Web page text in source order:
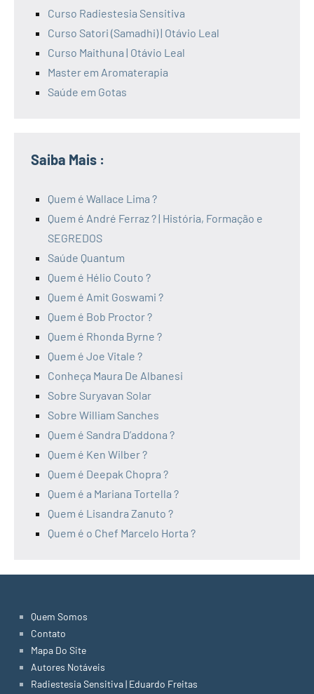
Curso Radiestesia Sensitiva
Curso Satori (Samadhi) | Otávio Leal
Curso Maithuna | Otávio Leal
Master em Aromaterapia
Saúde em Gotas
Saiba Mais :
Quem é Wallace Lima ?
Quem é André Ferraz ? | História, Formação e
SEGREDOS
Saúde Quantum
Quem é Hélio Couto ?
Quem é Amit Goswami ?
Quem é Bob Proctor ?
Quem é Rhonda Byrne ?
Quem é Joe Vitale ?
Conheça Maura De Albanesi
Sobre Suryavan Solar
Sobre William Sanches
Quem é Sandra D’addona ?
Quem é Ken Wilber ?
Quem é Deepak Chopra ?
Quem é a Mariana Tortella ?
Quem é Lisandra Zanuto ?
Quem é o Chef Marcelo Horta ?
Quem Somos
Contato
Mapa Do Site
Autores Notáveis
Radiestesia Sensitiva | Eduardo Freitas